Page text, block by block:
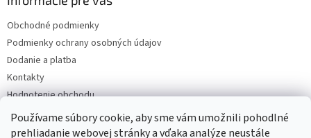
Používame súbory cookie, aby sme vám umožnili pohodlné
prehliadanie webovej stránky a vďaka analýze neustále
Obchodné podmienky
Podmienky ochrany osobných údajov
Dodanie a platba
Kontakty
Hodnotenie obchodu
Blog